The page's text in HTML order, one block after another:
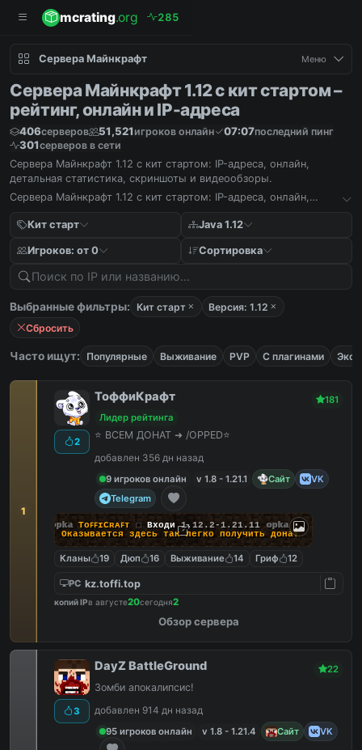
mcrating.org 285
Сервера Майнкрафт Меню
Сервера Майнкрафт 1.12 с кит стартом –
рейтинг, онлайн и IP-адреса
406серверов 51,521 игроков онлайн 07:07последний пинг
301серверов в сети
Сервера Майнкрафт 1.12 с кит стартом: IP-адреса, онлайн,
детальная статистика, скриншоты и видеообзоры.
Сервера Майнкрафт 1.12 с кит стартом: IP-адреса, онлайн,
Кит старт
Java 1.12
Игроков: от 0 Сортировка
Выбранные фильтры: Кит старт
Версия: 1.12
Сбросить
Часто ищут: Популярные Выживание PVP С плагинами
1
2
ТоффиКрафт
181
Лидер рейтинга
⭐ ВСЕМ ДОНАТ ➜ /OPPED⭐
добавлен 356 дн назад
9 игроков онлайн
v 1.8 - 1.21.1 Сайт
VK
Telegram
opka TᴏꜰꜰɪCʀᴀꜰᴛ ▢ Входи1.12.2-1.21.11 opka
❯ Оказывается здесь так легко получить донат
Кланы 19 Дюп 16 Выживание 14 Гриф 12
PC kz.toffi.top
копий IPв августе20сегодня2
Обзор сервера
3
DayZ BattleGround 22
Зомби апокалипсис!
добавлен 914 дн назад
95 игроков онлайн
v 1.8 - 1.21.4 Сайт VK